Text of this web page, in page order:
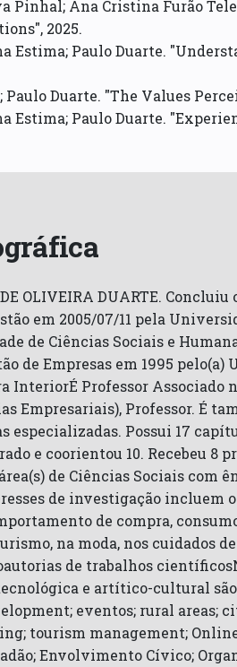
Pinhal; Ana Cristina Furão
2025.
Estima; Paulo Duarte.
Paulo Duarte. "The Values
Estima; Paulo Duarte.
OLIVEIRA DUARTE.
em 2005/07/11 pela
de Ciências Sociais e
de Empresas em 1995
InteriorÉ Professor Associado
Empresariais), Professor. É
especializadas. Possui 17
e coorientou 10. Recebeu
de Ciências Sociais com
de investigação
de compra,
na moda, nos cuidados
de trabalhos
e artítico-cultural
eventos; rural
tourism management;
Envolvimento Cívico;